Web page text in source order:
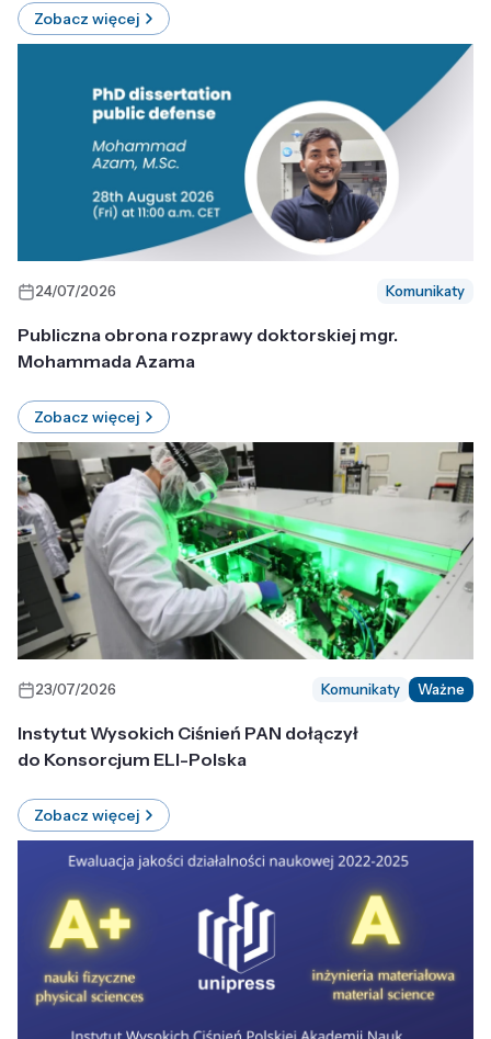
Zobacz więcej
24/07/2026 Komunikaty
Publiczna obrona rozprawy doktorskiej mgr.
Mohammada Azama
Zobacz więcej
23/07/2026 Komunikaty Ważne
Instytut Wysokich Ciśnień PAN dołączył
do Konsorcjum ELI-Polska
Zobacz więcej